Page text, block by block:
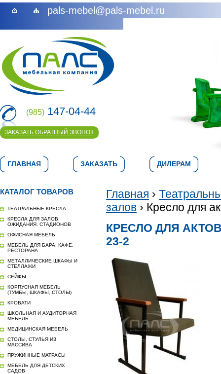
pals-mebel@pals-mebel.ru
(985) 147-04-44
ЗАКАЗАТЬ ОБРАТНЫЙ ЗВОНОК
ГЛАВНАЯ ЗАКАЗАТЬ ДИЛЕРАМ
КАТАЛОГ ТОВАРОВ
ТЕАТРАЛЬНЫЕ КРЕСЛА
КРЕСЛА ДЛЯ ЗАЛОВ
ОЖИДАНИЯ, СТАДИОНОВ
ОФИСНАЯ МЕБЕЛЬ
МЕБЕЛЬ ДЛЯ БАРА, КАФЕ,
РЕСТОРАНА
МЕТАЛЛИЧЕСКИЕ ШКАФЫ И
СТЕЛЛАЖИ
СЕЙФЫ
КОРПУСНАЯ МЕБЕЛЬ
(ТУМБЫ, ШКАФЫ, СТОЛЫ)
КРОВАТИ
ШКОЛЬНАЯ И АУДИТОРНАЯ
МЕБЕЛЬ
МЕДИЦИНСКАЯ МЕБЕЛЬ
СТОЛЫ, СТУЛЬЯ ИЗ
МАССИВА
ПРУЖИННЫЕ МАТРАСЫ
МЕБЕЛЬ ДЛЯ ДЕТСКИХ
САДОВ
Главная ›
залов › Кресло для
КРЕСЛО ДЛЯ
23-2